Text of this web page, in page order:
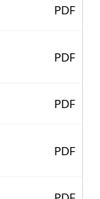
PDF
PDF
PDF
PDF